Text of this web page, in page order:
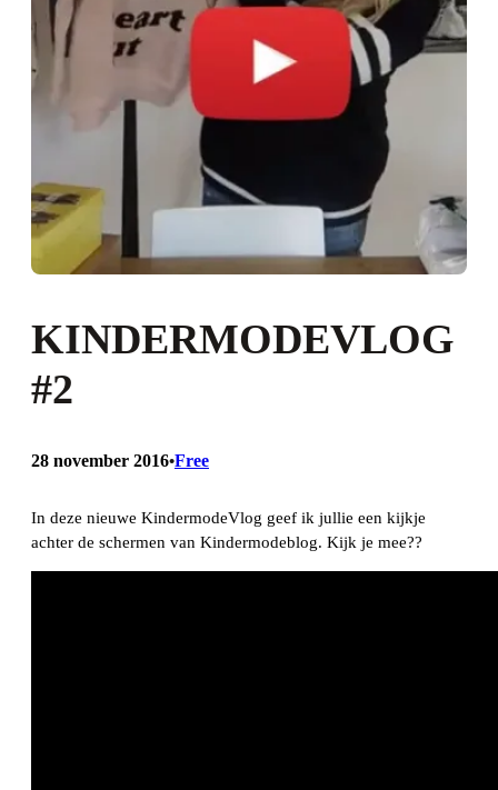
KINDERMODEVLOG
#2
28 november 2016•Free
In deze nieuwe KindermodeVlog geef ik jullie een kijkje
achter de schermen van Kindermodeblog. Kijk je mee??